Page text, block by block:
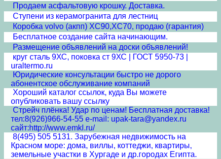
Продаем асфальтовую крошку. Доставка.
Ступени из керамогранита для лестниц
Коробка volvo (акпп) XC90,XC70, продаю (гарантия)
Бесплатное создание сайта начинающим.
Размещение объявлений на доски объявлений!
круг сталь 9ХС, поковка ст 9ХС | ГОСТ 5950-73 |
uraltermo.ru
Юридические консультации быстро не дорого
абонентское обслуживание компаний
Хороший каталог ссылок, куда Вы можете
опубликовать вашу ссылку
Стрейч плёнка! Удар по ценам! Бесплатная доставка!
тел:8(926)966-54-55 e-mail: upak-tara@yandex.ru
сайт:http://www.emkl.ru/
8(495) 505 5131. Зарубежная недвижимость на
Красном море: дома, виллы, коттеджи, квартиры,
земельные участки в Хургаде и др.городах Египта.